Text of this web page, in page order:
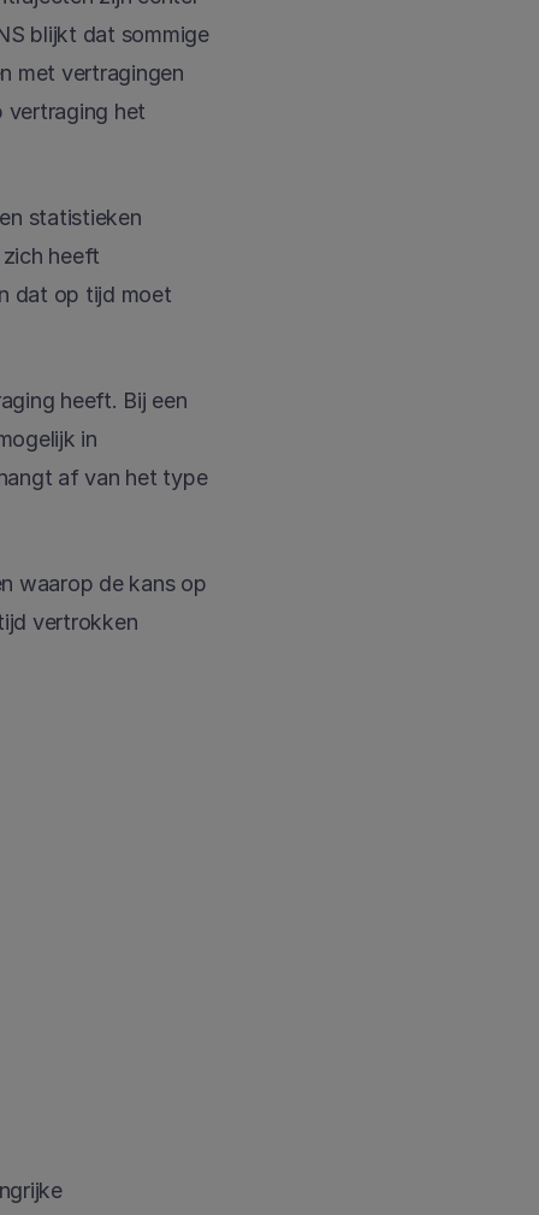
blijkt dat sommige
met vertragingen
vertraging het
statistieken
heeft
dat op tijd moet
heeft. Bij een
in
af van het type
waarop de kans op
vertrokken